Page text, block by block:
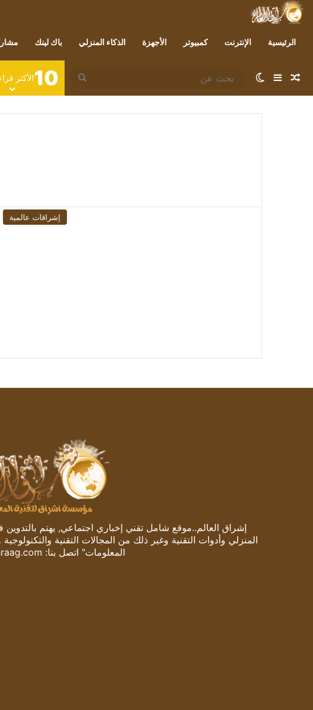
الرئيسية الإنترنت كمبيوتر الأجهزة الذكاء المنزلي باك لينك
مقال عشوائي
إضافة عمود جانبي
الوضع المظلم
بحث
عن
10الأكثر
إشراقات عالمية
إشراق العالم..موقع شامل تقني إخباري اجتماعي, يهتم بالتدوين
المنزلي وأدوات التقنية وغير ذلك من المجالات التقنية
المعلومات" اتصل بنا: